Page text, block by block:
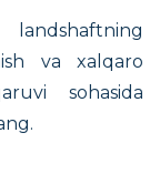
va xalqaro
sohasida